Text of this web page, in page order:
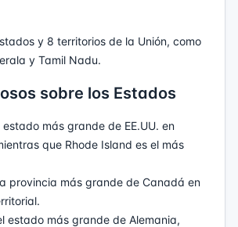
y 8 territorios de la Unión, como
y Tamil Nadu.
sobre los Estados
más grande de EE.UU. en
que Rhode Island es el más
provincia más grande de Canadá en
estado más grande de Alemania,